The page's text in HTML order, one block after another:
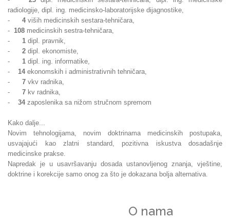
radiologije, dipl. ing. medicinsko-laboratorijske dijagnostike,
- 4 viših medicinskih sestara-tehničara,
- 108 medicinskih sestra-tehničara,
- 1 dipl. pravnik,
- 2 dipl. ekonomiste,
- 1 dipl. ing. informatike,
- 14 ekonomskih i administrativnih tehničara,
- 7 vkv radnika,
- 7 kv radnika,
- 34 zaposlenika sa nižom stručnom spremom
Kako dalje...
Novim tehnologijama, novim doktrinama medicinskih postupaka,
usvajajući kao zlatni standard, pozitivna iskustva dosadašnje
medicinske prakse.
Napredak je u usavršavanju dosada ustanovljenog znanja, vještine,
doktrine i korekcije samo onog za što je dokazana bolja alternativa.
O nama